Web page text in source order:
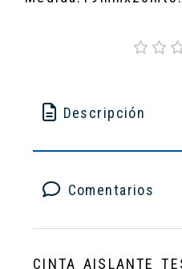
Descripción
Comentarios
CINTA AISLANTE